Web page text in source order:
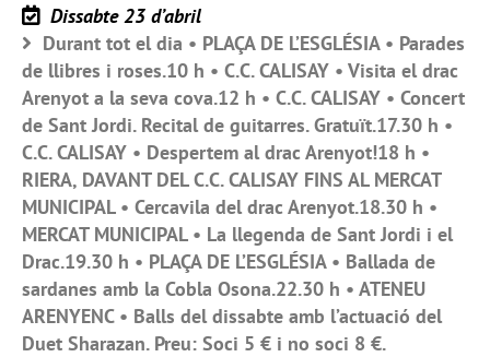
Dissabte 23 d’abril
Durant tot el dia • PLAÇA DE L’ESGLÉSIA • Parades
de llibres i roses.10 h • C.C. CALISAY • Visita el drac
Arenyot a la seva cova.12 h • C.C. CALISAY • Concert
de Sant Jordi. Recital de guitarres. Gratuït.17.30 h •
C.C. CALISAY • Despertem al drac Arenyot!18 h •
RIERA, DAVANT DEL C.C. CALISAY FINS AL MERCAT
MUNICIPAL • Cercavila del drac Arenyot.18.30 h •
MERCAT MUNICIPAL • La llegenda de Sant Jordi i el
Drac.19.30 h • PLAÇA DE L’ESGLÉSIA • Ballada de
sardanes amb la Cobla Osona.22.30 h • ATENEU
ARENYENC • Balls del dissabte amb l’actuació del
Duet Sharazan. Preu: Soci 5 € i no soci 8 €.